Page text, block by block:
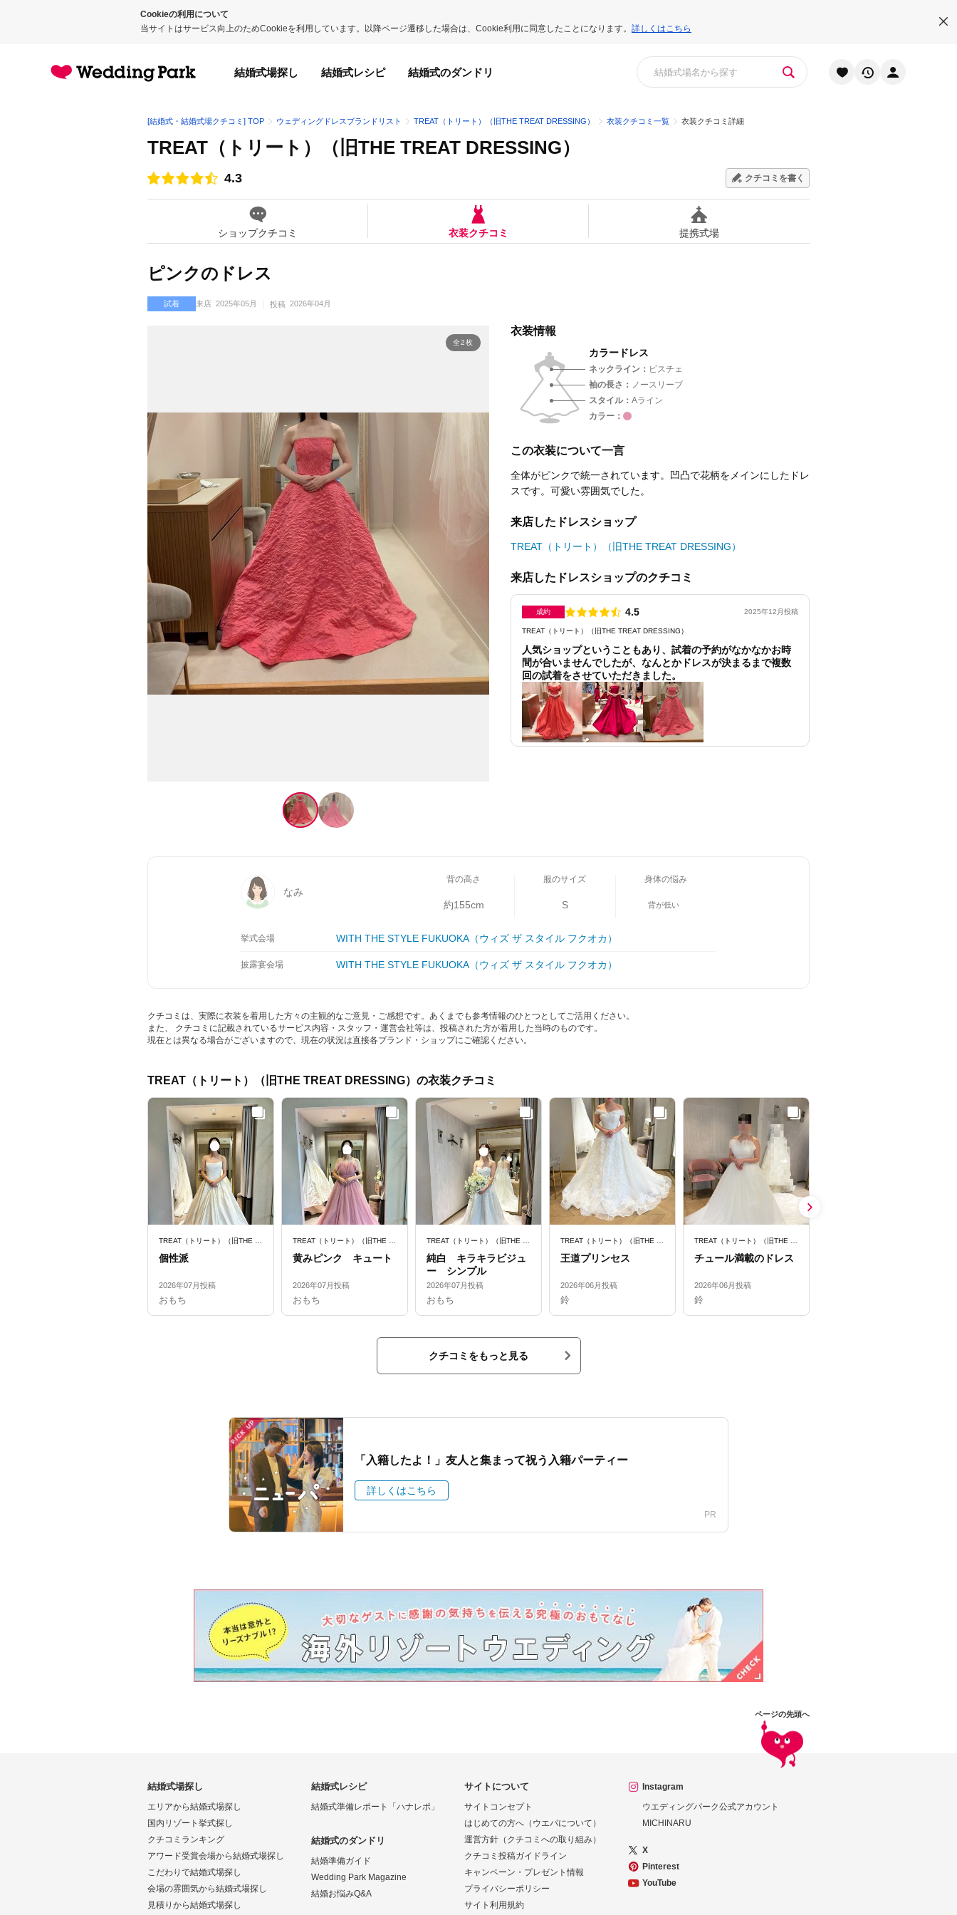
Cookieの利用について
当サイトはサービス向上のためCookieを利用しています。以降ページ遷移した場合は、Cookie利用に同意したことになります。 詳しくはこちら
結婚式場探し 結婚式レシピ 結婚式のダンドリ
[結婚式・結婚式場クチコミ] TOP ウェディングドレスブランドリスト TREAT（トリート）（旧THE TREAT DRESSING） 衣装クチコミ一覧 衣装クチコミ詳細
TREAT（トリート）（旧THE TREAT DRESSING）
点数
4.3 クチコミを書く
ショップクチコミ 衣装クチコミ 提携式場
ピンクのドレス
試着 来店 2025年05月 投稿 2026年04月
全2枚
衣装情報
カラードレス
ネックライン
ビスチェ
袖の長さ
ノースリーブ
スタイル
Aライン
カラー
この衣装について一言
全体がピンクで統一されています。凹凸で花柄をメインにしたドレ
スです。可愛い雰囲気でした。
来店したドレスショップ
TREAT（トリート）（旧THE TREAT DRESSING）
来店したドレスショップのクチコミ
成約 点数
4.5 2025年12月投稿
TREAT（トリート）（旧THE TREAT DRESSING）
人気ショップということもあり、試着の予約がなかなかお時
間が合いませんでしたが、なんとかドレスが決まるまで複数
回の試着をさせていただきました。
なみ
背の高さ
約155cm
服のサイズ
S
身体の悩み
背が低い
挙式会場 WITH THE STYLE FUKUOKA（ウィズ ザ スタイル フクオカ）
披露宴会場 WITH THE STYLE FUKUOKA（ウィズ ザ スタイル フクオカ）
クチコミは、実際に衣装を着用した方々の主観的なご意見・ご感想です。あくまでも参考情報のひとつとしてご活用ください。
また、 クチコミに記載されているサービス内容・スタッフ・運営会社等は、投稿された方が着用した当時のものです。
現在とは異なる場合がございますので、現在の状況は直接各ブランド・ショップにご確認ください。
TREAT（トリート）（旧THE TREAT DRESSING）の衣装クチコミ
個性派
2026年07月投稿
おもち
黄みピンク キュート
2026年07月投稿
おもち
純白 キラキラビジュ
ー シンプル
2026年07月投稿
おもち
王道プリンセス
2026年06月投稿
鈴
チュール満載のドレス
2026年06月投稿
鈴
クチコミをもっと見る
PICK UP
PR
「入籍したよ！」友人と集まって祝う入籍パーティー
詳しくはこちら
結婚式場探し
エリアから結婚式場探し
国内リゾート挙式探し
クチコミランキング
アワード受賞会場から結婚式場探し
こだわりで結婚式場探し
会場の雰囲気から結婚式場探し
見積りから結婚式場探し
結婚式レシピ
結婚式準備レポート「ハナレポ」
結婚式のダンドリ
結婚準備ガイド
Wedding Park Magazine
結婚お悩みQ&A
サイトについて
サイトコンセプト
はじめての方へ（ウエパについて）
運営方針（クチコミへの取り組み）
クチコミ投稿ガイドライン
キャンペーン・プレゼント情報
プライバシーポリシー
サイト利用規約
Instagram
ウエディングパーク公式アカウント
MICHINARU
X
Pinterest
YouTube
ページの先頭へ